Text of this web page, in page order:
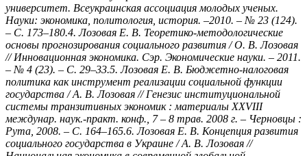
университет. Всеукраинская ассоциация молодых ученых.
Науки: экономика, политология, история. –2010. – № 23 (124).
– С. 173–180.4. Лозовая Е. В. Теоретико-методологические
основы прогнозирования социального развития / О. В. Лозовая
// Инновационная экономика. Сэр. Экономические науки. – 2011.
– № 4 (23). – С. 29–33.5. Лозовая Е. В. Бюджетно-налоговая
политика как инструмент реализации социальной функции
государства / А. В. Лозовая // Генезис институциональной
системы транзитивных экономик : материалы XXVIII
междунар. наук.-практ. конф., 7 – 8 трав. 2008 г. – Черновцы :
Рута, 2008. – С. 164–165.6. Лозовая Е. В. Концепция развития
социального государства в Украине / А. В. Лозовая //